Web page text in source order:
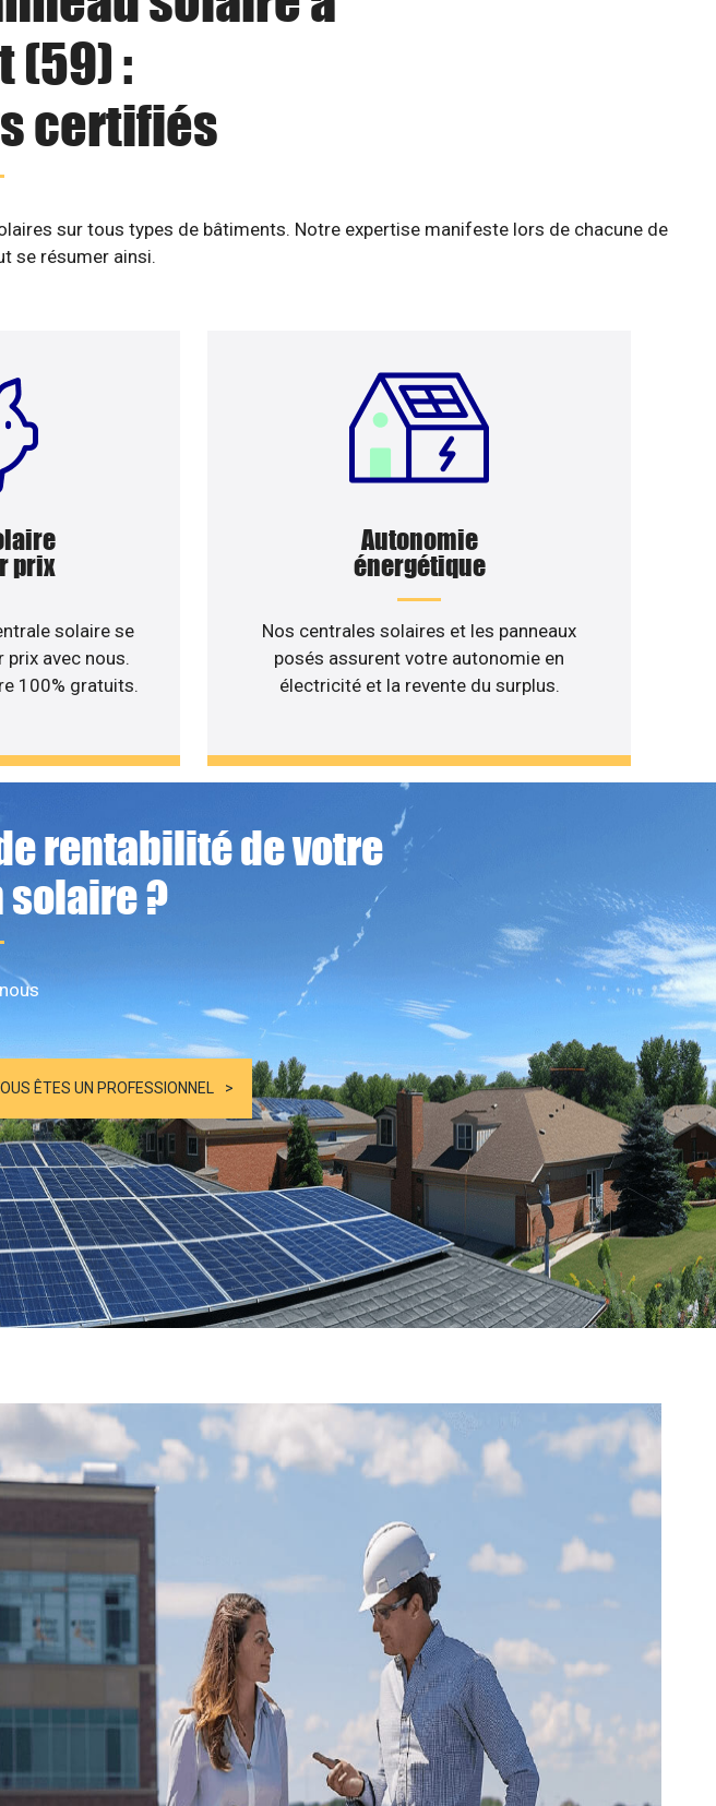
(59) :
certifiés
sur tous types de bâtiments. Notre expertise manifeste lors de chacune de
se résumer ainsi.
prix
solaire se
avec nous.
100% gratuits.
Autonomie
énergétique
Nos centrales solaires et les panneaux
posés assurent votre autonomie en
électricité et la revente du surplus.
rentabilité de votre
?
ÊTES UN PROFESSIONNEL